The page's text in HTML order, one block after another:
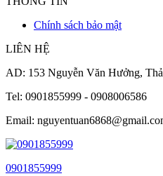
Chính sách bảo mật
LIÊN HỆ
AD: 153 Nguyễn Văn Hưởng,
Tel: 0901855999 - 0908006586
Email:
0901855999